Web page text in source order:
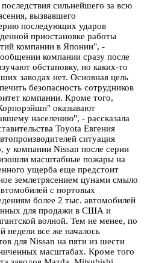
сильнейшего за всю
вызвавшего
последующих ударов
приостановке работы
компании в Японии", -
компании сразу после
обстановку, но каких-то
заводах нет. Основная цель
безопасность сотрудников
компании. Кроме того,
оказывают
населению", - рассказала
Toyota Евгения
ситуация
у компании Nissan после серии
масштабные пожары на
ущерба еще предстоит
землетрясением цунами смыло
с портовых
более 2 тыс. автомобилей
для продажи в США и
волной. Тем не менее, по
недели все же началось
для Nissan на пяти из шести
масштабах. Кроме того